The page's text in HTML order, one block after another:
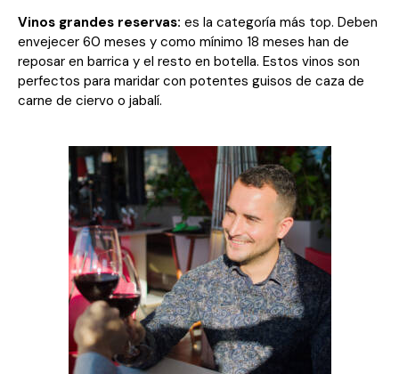
Vinos grandes reservas: es la categoría más top. Deben
envejecer 60 meses y como mínimo 18 meses han de
reposar en barrica y el resto en botella. Estos vinos son
perfectos para maridar con potentes guisos de caza de
carne de ciervo o jabalí.